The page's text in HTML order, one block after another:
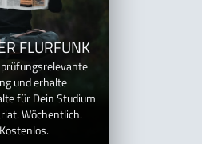
FLURFUNK
und erhalte
für Dein Studium
Wöchentlich.